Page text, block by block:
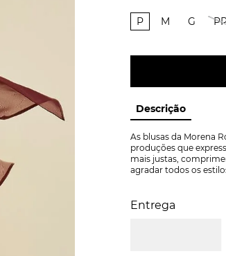
P M G
Descrição
As blusas da Morena
produções que
mais justas,
agradar todos os
Entrega